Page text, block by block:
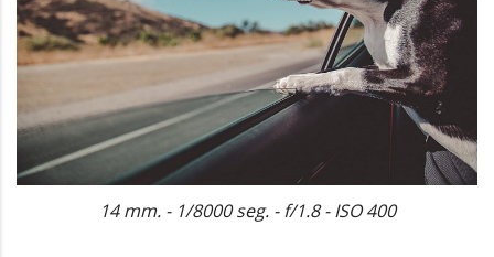
14 mm. - 1/8000 seg. - f/1.8 - ISO 400